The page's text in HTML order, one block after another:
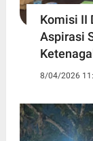
Komisi II
Aspirasi
8/04/2026